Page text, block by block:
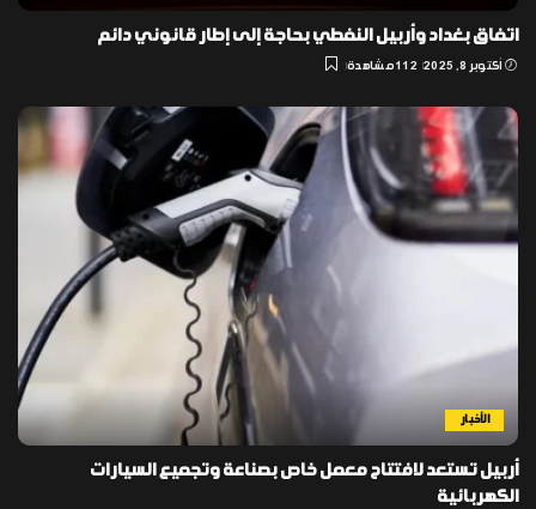
اتفاق بغداد وأربيل النفطي بحاجة إلى إطار قانوني دائم
أكتوبر 8, 2025 112 مشاهدة
الأخبار
أربيل تستعد لافتتاح معمل خاص بصناعة وتجميع السيارات
الكهربائية